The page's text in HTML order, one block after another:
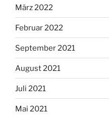
März 2022
Februar 2022
September 2021
August 2021
Juli 2021
Mai 2021